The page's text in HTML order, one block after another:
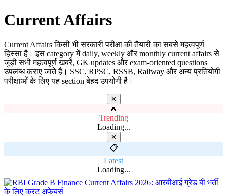
Current Affairs
Current Affairs किसी भी सरकारी परीक्षा की तैयारी का सबसे महत्वपूर्ण
हिस्सा है। इस category में daily, weekly और monthly current affairs से
जुड़ी सभी महत्वपूर्ण खबरें, GK updates और exam-oriented questions
उपलब्ध कराए जाते हैं। SSC, RPSC, RSSB, Railway और अन्य प्रतियोगी
परीक्षाओं के लिए यह section बेहद उपयोगी है।
✕
🔥
Trending
Loading...
✕
📋
Latest
Loading...